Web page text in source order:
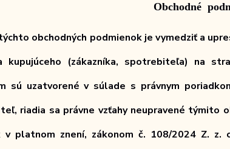
Obchodné
obchodných podmienok je vymedziť a
kupujúceho (zákazníka, spotrebiteľa) na
sú uzatvorené v súlade s právnym
riadia sa právne vzťahy neupravené týmito
v platnom znení, zákonom č. 108/2024 Z.